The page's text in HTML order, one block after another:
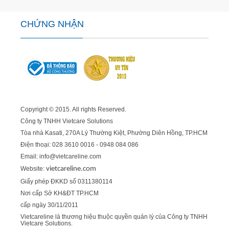
CHỨNG NHẬN
Copyright © 2015. All rights Reserved.
Công ty TNHH Vietcare Solutions
Tòa nhà Kasati, 270A Lý Thường Kiệt, Phường Diên Hồng , TP.HCM
Điện thoại: 028 3610 0016 - 0948 084 086
Email: info@vietcareline.com
Website: vietcareline.com
Giấy phép ĐKKD số 0311380114
Nơi cấp Sở KH&ĐT TP.HCM
cấp ngày 30/11/2011
Vietcareline là thương hiệu thuộc quyền quản lý của Công ty TNHH
Vietcare Solutions.